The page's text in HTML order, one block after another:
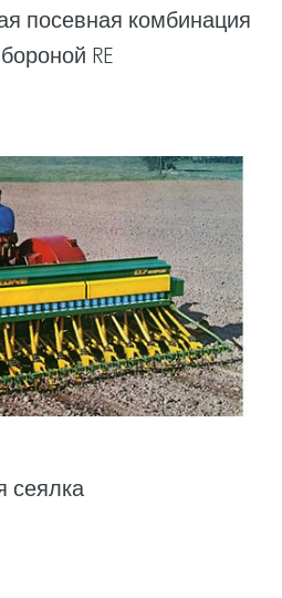
посевная комбинация
RE
сеялка